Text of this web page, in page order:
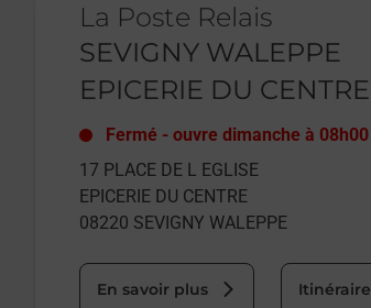
La Poste Relais
SEVIGNY WALEPPE
EPICERIE DU CENTRE
Fermé - ouvre dimanche à 08h00
17 PLACE DE L EGLISE
EPICERIE DU CENTRE
08220 SEVIGNY WALEPPE
En savoir plus Itinéraire